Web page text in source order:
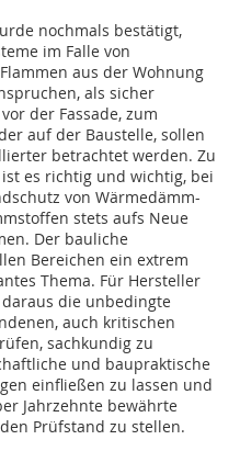
nochmals bestätigt,
im Falle von
aus der Wohnung
als sicher
der Fassade, zum
auf der Baustelle, sollen
betrachtet werden. Zu
es richtig und wichtig, bei
von Wärmedämm-
stets aufs Neue
Der bauliche
Bereichen ein extrem
Thema. Für Hersteller
die unbedingte
auch kritischen
sachkundig zu
und baupraktische
einfließen zu lassen und
Jahrzehnte bewährte
Prüfstand zu stellen.